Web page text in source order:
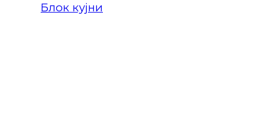
Блок кујни